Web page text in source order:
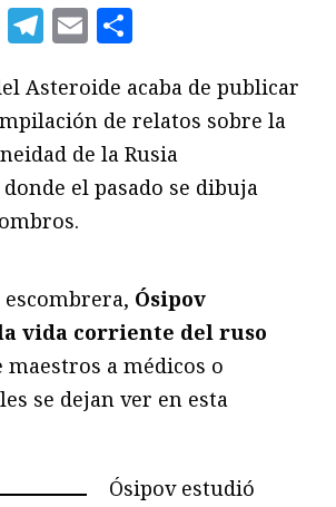
Twitter
Telegram
Email
Asteroide acaba de publicar
de relatos sobre la
de la Rusia
el pasado se dibuja
Ósipov
vida corriente del ruso
maestros a médicos o
se dejan ver en esta
Ósipov estudió